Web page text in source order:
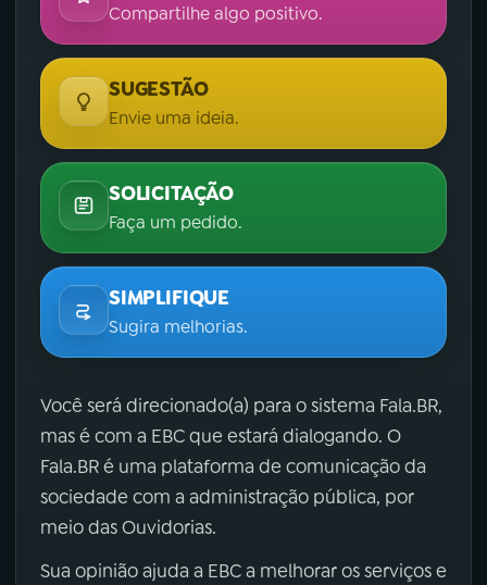
Compartilhe algo positivo.
SUGESTÃO
Envie uma ideia.
SOLICITAÇÃO
Faça um pedido.
SIMPLIFIQUE
Sugira melhorias.
Você será direcionado(a) para o sistema Fala.BR,
mas é com a EBC que estará dialogando. O
Fala.BR é uma plataforma de comunicação da
sociedade com a administração pública, por
meio das Ouvidorias.
Sua opinião ajuda a EBC a melhorar os serviços e